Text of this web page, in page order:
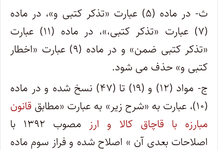
ث- در ماده (۵) عبارت «تذکر کتبی و»، در ماده
(۷) عبارت «تذکر کتبی،»، در ماده (۱۱) عبارت
«تذکر کتبی ضمن» و در ماده (۹) عبارت «اخطار
کتبی و» حذف می شود.
ج- مواد (۱۲) و (۱۹) تا (۴۷) نسخ شده و در ماده
(۱۰)، عبارت به «شرح زیر» به عبارت «مطابق
قانون
مبارزه با قاچاق کالا و ارز
مصوب ۱۳۹۲ با
اصلاحات بعدی آن » اصلاح شده و فراز سوم ماده